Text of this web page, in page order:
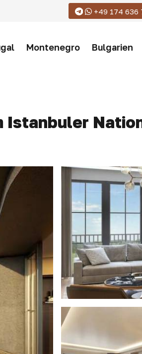
+49 174 636
Montenegro Bulgarien
Istanbuler